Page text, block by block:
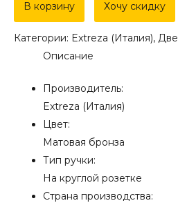
Дверная
ручка
Extreza
"TOLEDO"
розетке
матовая
бронза
В корзину Хочу скидку
Категории: Extreza (Италия),
Описание
Производитель:
Extreza (Италия)
Цвет:
Матовая бронза
Тип ручки:
На круглой розетке
Страна производства: